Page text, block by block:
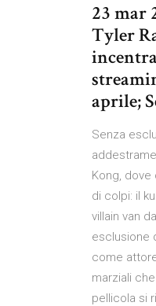
23 mar
Tyler
aprile;
Senza
Kong, dove
di colpi: il
villain van
esclusione
come
marziali
pellicola si